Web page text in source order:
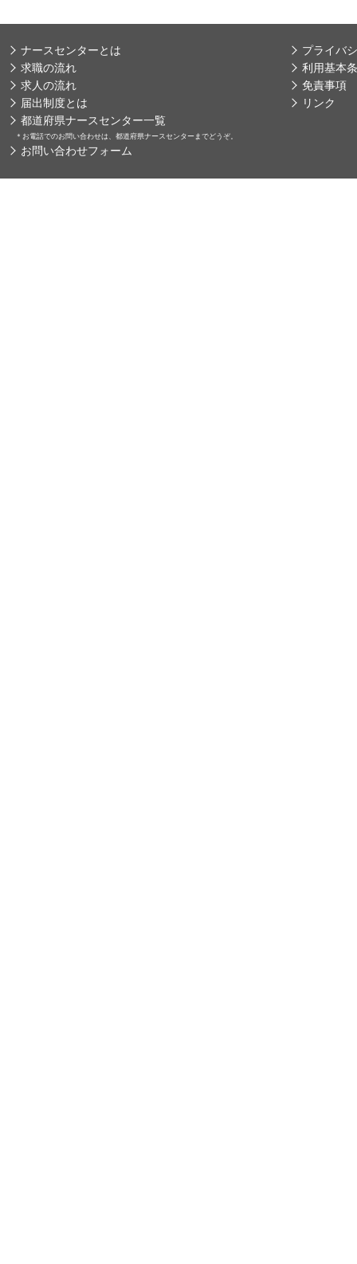
ナースセンターとは
求職の流れ
求人の流れ
届出制度とは
都道府県ナースセンター一覧
＊ お電話でのお問い合わせは、都道府県ナースセンターまでどうぞ。
お問い合わせフォーム
プライバ
利用基本
免責事項
リンク